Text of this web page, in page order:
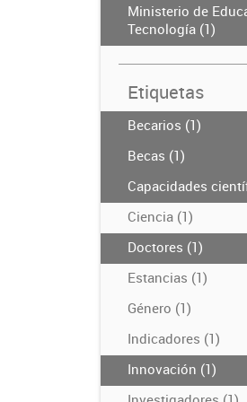
Ministerio de
Tecnología (1)
Etiquetas
Becarios (1)
Becas (1)
Capacidades
Ciencia (1)
Doctores (1)
Estancias (1)
Género (1)
Indicadores (1)
Innovación (1)